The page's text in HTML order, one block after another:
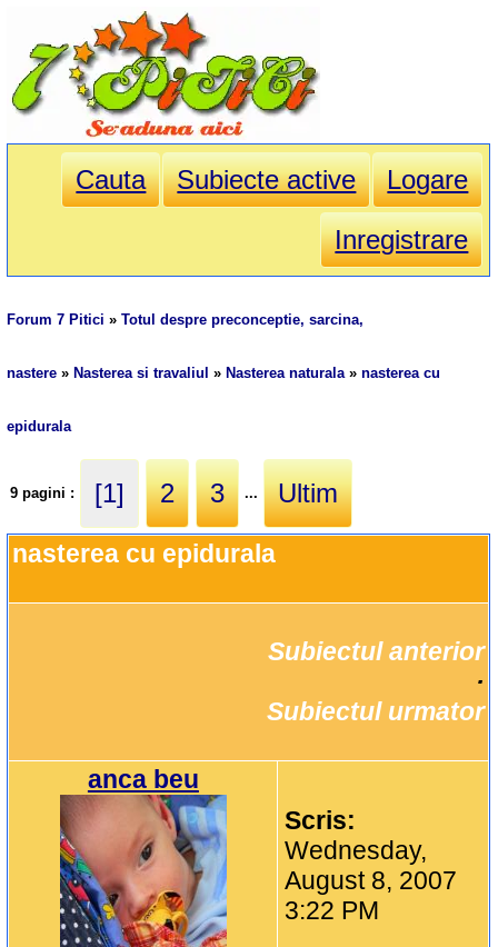
Cauta Subiecte active
Logare
Inregistrare
Forum 7 Pitici »Totul despre preconceptie, sarcina,
nastere » Nasterea si travaliul » Nasterea naturala»nasterea cu
epidurala
9 pagini : [1] 2 3 ... Ultim
nasterea cu epidurala
Subiectul anterior
Subiectul urmator
anca beu
Scris:
Wednesday,
August 8, 2007
3:22 PM